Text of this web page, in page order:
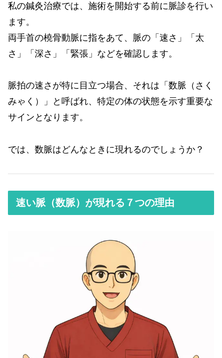
私の鍼灸治療では、施術を開始する前に脈診を行い
ます。
両手首の橈骨動脈に指をあて、脈の「速さ」「太
さ」「深さ」「緊張」などを確認します。
脈拍の速さが特に目立つ場合、それは「数脈（さく
みゃく）」と呼ばれ、特定の体の状態を示す重要な
サインとなります。
では、数脈はどんなときに現れるのでしょうか？
速い脈（数脈）が現れる７つの理由